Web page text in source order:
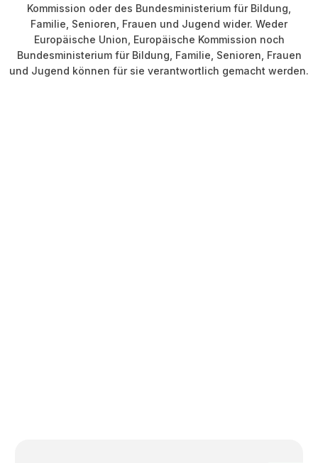
Kommission oder des Bundesministerium für Bildung,
Familie, Senioren, Frauen und Jugend wider. Weder
Europäische Union, Europäische Kommission noch
Bundesministerium für Bildung, Familie, Senioren, Frauen
und Jugend können für sie verantwortlich gemacht werden.